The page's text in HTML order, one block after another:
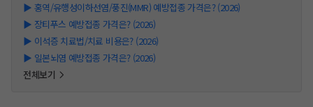
▶ 홍역/유행성이하선염/풍진(MMR) 예방접종 가격은? (2026)
▶ 장티푸스 예방접종 가격은? (2026)
▶ 이석증 치료법/치료 비용은? (2026)
▶ 일본뇌염 예방접종 가격은? (2026)
전체보기